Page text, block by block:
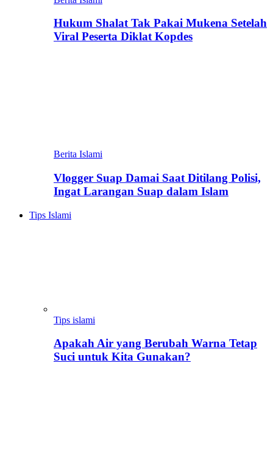
Hukum Shalat Tak Pakai Mukena Setelah
Viral Peserta Diklat Kopdes
Berita Islami
Vlogger Suap Damai Saat Ditilang Polisi,
Ingat Larangan Suap dalam Islam
Tips Islami
Tips islami
Apakah Air yang Berubah Warna Tetap
Suci untuk Kita Gunakan?